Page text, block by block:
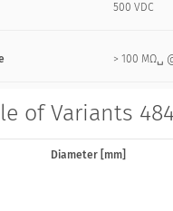
500 VDC
> 100 MΩ␣
of Variants
Diameter [mm]